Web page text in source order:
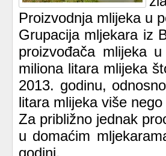
Proizvodnja mlijeka u
Grupacija mljekara iz
proizvođača mlijeka
miliona litara mlijeka
2013. godinu,
litara mlijeka više
Za približno jednak
u domaćim
godini.